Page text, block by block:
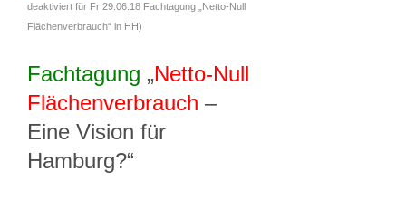
deaktiviert für Fr 29.06.18 Fachtagung „Netto-Null
Flächenverbrauch“ in HH)
Fachtagung „Netto-Null
Flächenverbrauch –
Eine Vision für
Hamburg?“